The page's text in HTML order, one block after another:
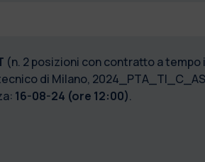
(n. 2 posizioni con contratto a
di Milano,
16-08-24 (ore 12:00).